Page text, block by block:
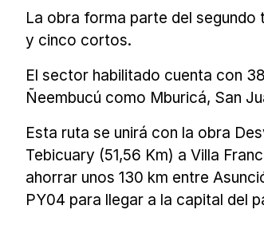
La obra forma parte del
y cinco cortos.
El sector habilitado cuenta con
Ñeembucú como Mburicá, San
Esta ruta se unirá con la obra
Tebicuary (51,56 Km) a Villa
ahorrar unos 130 km entre
PY04 para llegar a la capital del